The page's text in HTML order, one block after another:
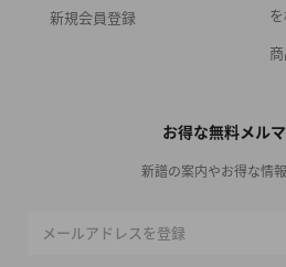
新規会員登録
お得な無料メル
新譜の案内やお得な情
メールアドレスを登録